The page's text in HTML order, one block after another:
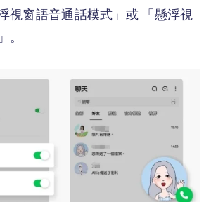
視窗語音通話模式」或 「懸浮視
。